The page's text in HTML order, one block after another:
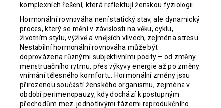
komplexních řešení, která reflektují ženskou fyziologii.
Hormonální rovnováha není statický stav, ale dynamický
proces, který se mění v závislosti na věku, cyklu,
životním stylu, výživě a vnějších vlivech, zejména stresu.
Nestabilní hormonální rovnováha může být
doprovázena různými subjektivními pocity – od změny
menstruačního rytmu, přes výkyvy energie až po změny
vnímání tělesného komfortu. Hormonální změny jsou
přirozenou součástí ženského organismu, zejména v
období perimenopauzy, kdy dochází k postupným
přechodům mezi jednotlivými fázemi reprodukčního